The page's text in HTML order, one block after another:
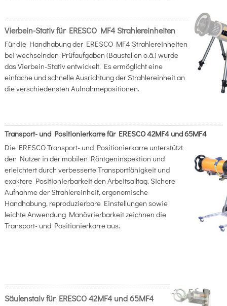
Vierbein-Stativ für ERESCO MF4 Strahlereinheiten
Für die Handhabung der ERESCO MF4 Strahlereinheiten
bei wechselnden Prüfaufgaben (Baustellen o.ä.) wurde
das Vierbein-Stativ entwickelt. Es ermöglicht eine
einfache und schnelle Ausrichtung der Strahlereinheit an
die verschiedensten Aufnahmepositionen.
Transport- und Positionierkarre für ERESCO 42MF4 und 65MF4
Die ERESCO Transport- und Positionierkarre unterstützt
den Nutzer in der mobilen Röntgeninspektion und
erleichtert durch verbesserte Transportfähigkeit und
exaktere Positionierbarkeit den Arbeitsalltag. Sichere
Aufnahme der Strahlereinheit, ergonomische
Handhabung, reproduzierbare Einstellungen sowie
leichte Anwendung Manövrierbarkeit zeichnen die
Transport- und Positionierkarre aus.
Säulenstaiv für ERESCO 42MF4 und 65MF4